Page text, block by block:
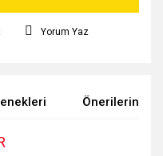
Yorum Yaz
Önerileriniz